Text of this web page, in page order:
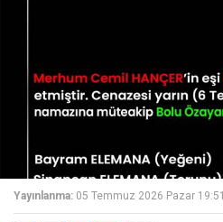
Yayınlanma: 05 Temmuz 2026 Pazar 19:51